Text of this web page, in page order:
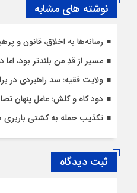
نوشته های مشابه
رسانه‌ها به اخلاق، قانون و
مسیر از قدِ من بلندتر بود، اما
ولایت فقیه؛ سد راهبردی در
دود کاه و کلش؛ عامل پنهان
تکذیب حمله به کشتی باربری
ثبت دیدگاه